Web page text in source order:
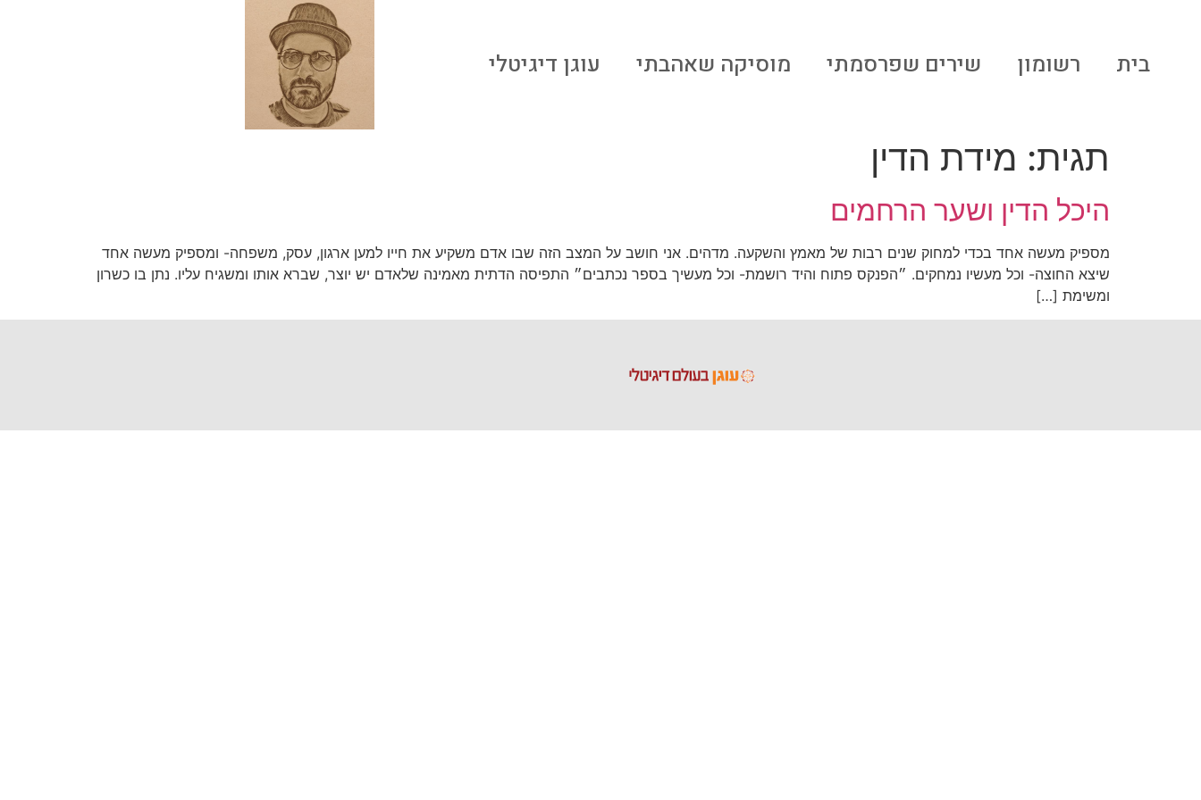
בית רשומון שירים שפרסמתי מוסיקה שאהבתי עוגן דיגיטלי
תגית: מידת הדין
היכל הדין ושער הרחמים
מספיק מעשה אחד בכדי למחוק שנים רבות של מאמץ והשקעה. מדהים. אני חושב על המצב הזה שבו אדם משקיע את חייו למען ארגון, עסק, משפחה- ומספיק מעשה אחד
שיצא החוצה- וכל מעשיו נמחקים. ״הפנקס פתוח והיד רושמת- וכל מעשיך בספר נכתבים״ התפיסה הדתית מאמינה שלאדם יש יוצר, שברא אותו ומשגיח עליו. נתן בו כשרון
ומשימת […]